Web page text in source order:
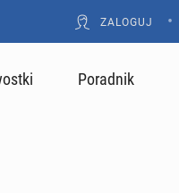
ZALOGUJ •
Poradnik